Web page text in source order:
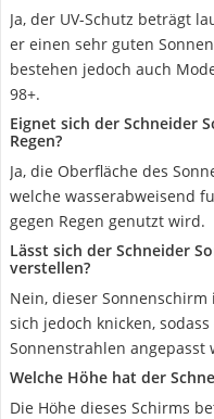
Ja, der UV-Schutz beträgt
er einen sehr guten
bestehen jedoch auch
98+.
Eignet sich der Schneider
Regen?
Ja, die Oberfläche des
welche wasserabweisend
gegen Regen genutzt wird.
Lässt sich der Schneider
verstellen?
Nein, dieser
sich jedoch knicken,
Sonnenstrahlen angepasst
Welche Höhe hat der
Die Höhe dieses Schirms